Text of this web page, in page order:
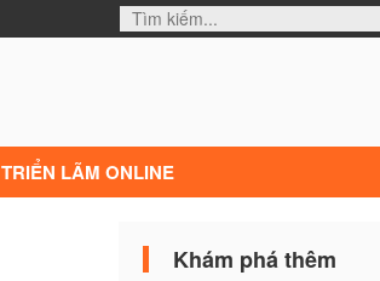
TRIỂN LÃM ONLINE
Khám phá thêm